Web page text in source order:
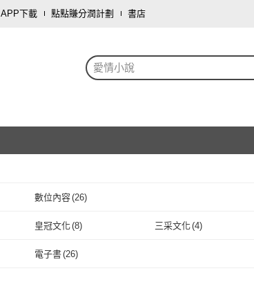
APP下載 點點賺分潤計劃 書店
愛情小說
數位內容(26)
皇冠文化(8) 三采文化(4)
布克文化(1
皇冠文化
電子書(26)